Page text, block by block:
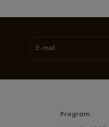
Program